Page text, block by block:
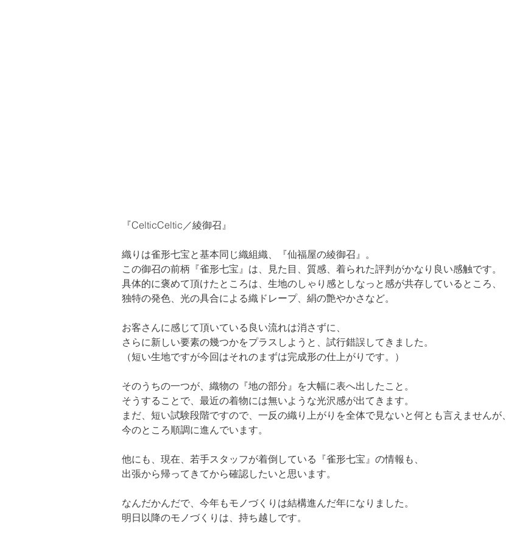
『CelticCeltic／綾御召』
織りは雀形七宝と基本同じ織組織、『仙福屋の綾御召』。
この御召の前柄『雀形七宝』は、見た目、質感、着られた評判がかなり良い感触です。
具体的に褒めて頂けたところは、生地のしゃり感としなっと感が共存しているところ、
独特の発色、光の具合による織ドレープ、絹の艶やかさなど。
お客さんに感じて頂いている良い流れは消さずに、
さらに新しい要素の幾つかをプラスしようと、試行錯誤してきました。
（短い生地ですが今回はそれのまずは完成形の仕上がりです。）
そのうちの一つが、織物の『地の部分』を大幅に表へ出したこと。
そうすることで、最近の着物には無いような光沢感が出てきます。
まだ、短い試験段階ですので、一反の織り上がりを全体で見ないと何とも言えませんが、
今のところ順調に進んでいます。
他にも、現在、若手スタッフが着倒している『雀形七宝』の情報も、
出張から帰ってきてから確認したいと思います。
なんだかんだで、今年もモノづくりは結構進んだ年になりました。
明日以降のモノづくりは、持ち越しです。